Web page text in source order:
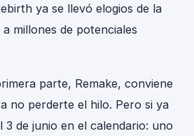
ya se llevó elogios de la
millones de potenciales
parte, Remake, conviene
no perderte el hilo. Pero si ya
3 de junio en el calendario: uno